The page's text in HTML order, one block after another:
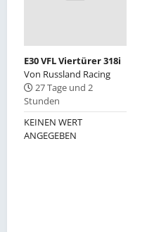
E30 VFL Viertürer 318i
Von Russland Racing
27 Tage und 2
Stunden
KEINEN WERT
ANGEGEBEN